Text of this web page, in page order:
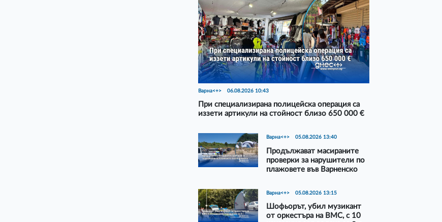
Варна<+> 06.08.2026 10:43
При специализирана полицейска операция са
иззети артикули на стойност близо 650 000 €
Варна<+> 05.08.2026 13:40
Продължават масираните
проверки за нарушители по
плажовете във Варненско
Варна<+> 05.08.2026 13:15
Шофьорът, убил музикант
от оркестъра на ВМС, с 10